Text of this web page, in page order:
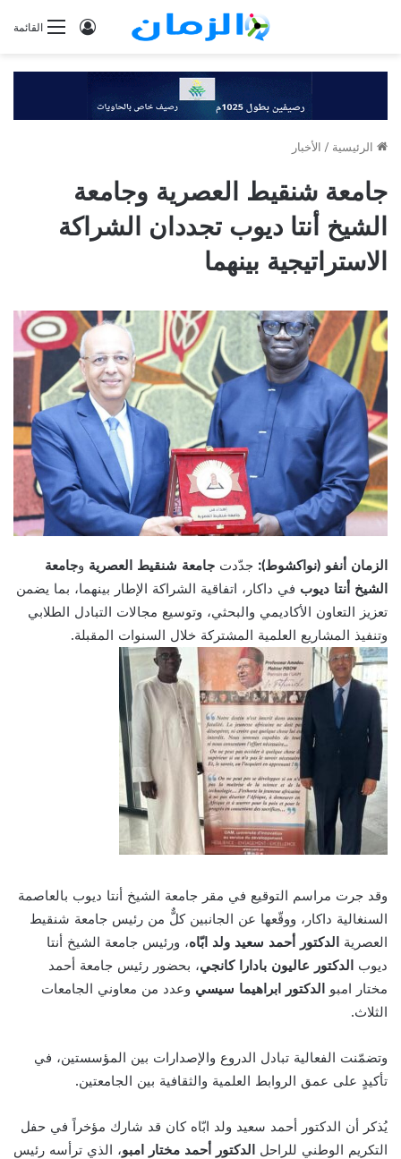
القائمةتسجيل
الرئيسية / الأخبار
جامعة شنقيط العصرية وجامعة
الشيخ أنتا ديوب تجددان الشراكة
الاستراتيجية بينهما
الزمان أنفو (نواكشوط): جدّدت جامعة شنقيط العصرية وجامعة
الشيخ أنتا ديوب في داكار، اتفاقية الشراكة الإطار بينهما، بما يضمن
تعزيز التعاون الأكاديمي والبحثي، وتوسيع مجالات التبادل الطلابي
وتنفيذ المشاريع العلمية المشتركة خلال السنوات المقبلة.
وقد جرت مراسم التوقيع في مقر جامعة الشيخ أنتا ديوب بالعاصمة
السنغالية داكار، ووقّعها عن الجانبين كلٌّ من رئيس جامعة شنقيط
العصرية
الدكتور أحمد سعيد ولد ابّاه، ورئيس جامعة الشيخ أنتا
ديوب
الدكتور عاليون بادارا كانجي، بحضور رئيس جامعة أحمد
مختار امبو
الدكتور ابراهيما سيسي وعدد من معاوني الجامعات
الثلاث.
وتضمّنت الفعالية تبادل الدروع والإصدارات بين المؤسستين، في
تأكيدٍ على عمق الروابط العلمية والثقافية بين الجامعتين.
يُذكر أن الدكتور أحمد سعيد ولد ابّاه كان قد شارك مؤخراً في حفل
التكريم الوطني للراحل
الدكتور أحمد مختار امبو، الذي ترأسه رئيس